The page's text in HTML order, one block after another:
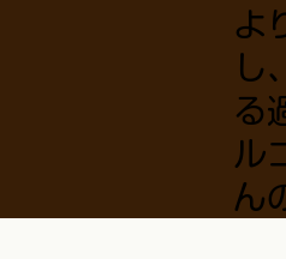
よ
し
る
ル
ん